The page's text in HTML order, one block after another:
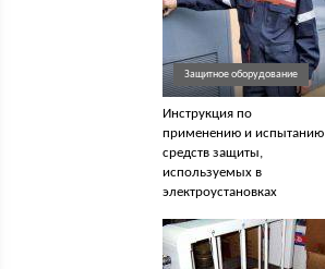
Защитное оборудование
Инструкция по
применению и испытанию
средств защиты,
используемых в
электроустановках